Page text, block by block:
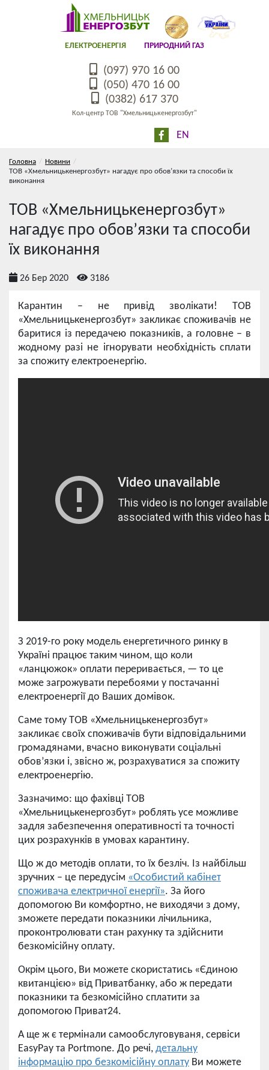
ЕЛЕКТРОЕНЕРГІЯ ПРИРОДНИЙ ГАЗ
(097) 970 16 00
(050) 470 16 00
(0382) 617 370
Кол-центр ТОВ "Хмельницькенергозбут"
EN
Головна
Новини
ТОВ «Хмельницькенергозбут» нагадує про обов’язки та способи їх
виконання
ТОВ «Хмельницькенергозбут»
нагадує про обов’язки та способи
їх виконання
26 Бер 2020 3186
Карантин – не привід зволікати! ТОВ
«Хмельницькенергозбут» закликає споживачів не
баритися із передачею показників, а головне – в
жодному разі не ігнорувати необхідність сплати
за спожиту електроенергію.
З 2019-го року модель енергетичного ринку в
Україні працює таким чином, що коли
«ланцюжок» оплати переривається, — то це
може загрожувати перебоями у постачанні
електроенергії до Ваших домівок.
Саме тому ТОВ «Хмельницькенергозбут»
закликає своїх споживачів бути відповідальними
громадянами, вчасно виконувати соціальні
обов’язки і, звісно ж, розрахуватися за спожиту
електроенергію.
Зазначимо: що фахівці ТОВ
«Хмельницькенергозбут» роблять усе можливе
задля забезпечення оперативності та точності
цих розрахунків в умовах карантину.
Що ж до методів оплати, то їх безліч. Із найбільш
зручних – це передусім «Особистий кабінет
споживача електричної енергії». За його
допомогою Ви комфортно, не виходячи з дому,
зможете передати показники лічильника,
проконтролювати стан рахунку та здійснити
безкомісійну оплату.
Окрім цього, Ви можете скористатись «Єдиною
квитанцією» від Приватбанку, або ж передати
показники та безкомісійно сплатити за
допомогою Приват24.
А ще ж є термінали самообслуговуваня, сервіси
EasyPay та Portmone. До речі, детальну
інформацію про безкомісійну оплату Ви можете